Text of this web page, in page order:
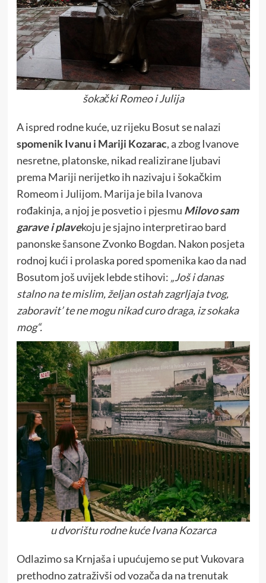
šokački Romeo i Julija
A ispred rodne kuće, uz rijeku Bosut se nalazi
spomenik Ivanu i Mariji Kozarac, a zbog Ivanove
nesretne, platonske, nikad realizirane ljubavi
prema Mariji nerijetko ih nazivaju i šokačkim
Romeom i Julijom. Marija je bila Ivanova
rođakinja, a njoj je posvetio i pjesmu Milovo sam
garave i plavekoju je sjajno interpretirao bard
panonske šansone Zvonko Bogdan. Nakon posjeta
rodnoj kući i prolaska pored spomenika kao da nad
Bosutom još uvijek lebde stihovi: „Još i danas
stalno na te mislim, željan ostah zagrljaja tvog,
zaboravit’ te ne mogu nikad curo draga, iz sokaka
mog“.
u dvorištu rodne kuće Ivana Kozarca
Odlazimo sa Krnjaša i upućujemo se put Vukovara
prethodno zatraživši od vozača da na trenutak